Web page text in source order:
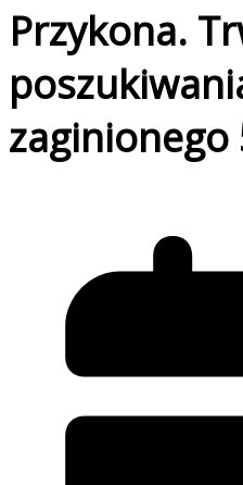
Przykona.
zaginionego